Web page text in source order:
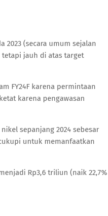
2023 (secara umum sejalan
tetapi jauh di atas target
FY24F karena permintaan
karena pengawasan
sepanjang 2024 sebesar
untuk memanfaatkan
Rp3,6 triliun (naik 22,7%